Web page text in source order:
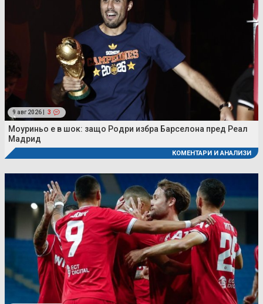
9 авг 2026 | 3
Моуриньо е в шок: защо Родри избра Барселона пред Реал
Мадрид
КОМЕНТАРИ И АНАЛИЗИ